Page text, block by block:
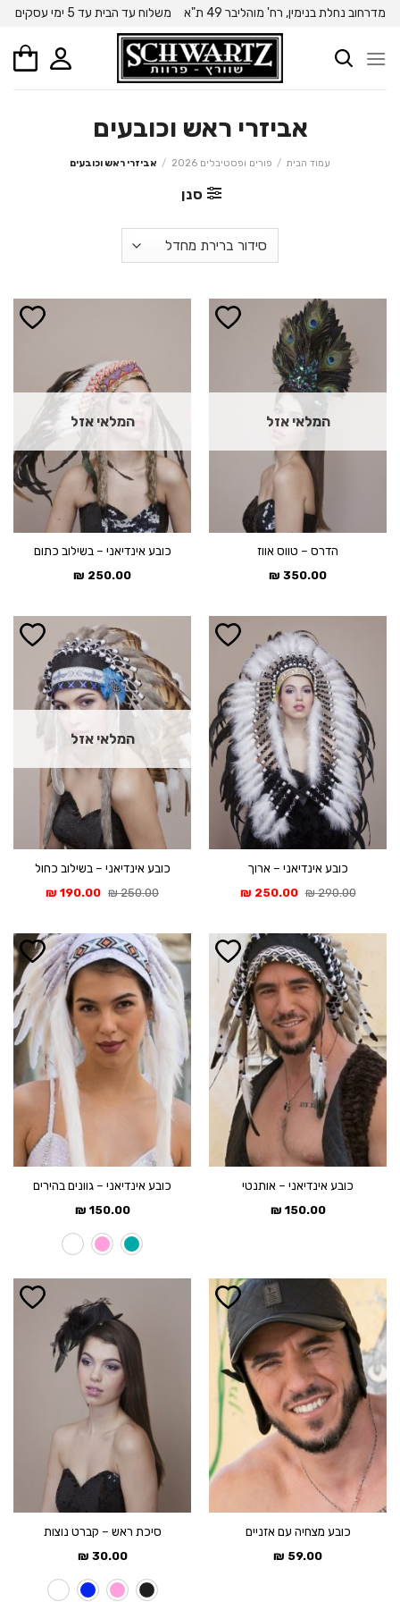
Skip
content
מדרחוב נחלת בנימין, רח' מוהליבר 49 ת"א משלוח עד הבית עד 5 ימי עסקים
אביזרי ראש וכובעים
עמוד הבית / פורים ופסטיבלים 2026 / אביזרי ראש וכובעים
סנן
המלאי אזל
הדרס – טווס אווז
350.00
₪
המלאי אזל
כובע אינדיאני – בשילוב כתום
250.00
₪
כובע אינדיאני – ארוך
290.00
₪ המחיר
250.00
₪המחיר
המלאי אזל
כובע אינדיאני – בשילוב כחול
250.00
₪ המחיר
190.00
₪המחיר
כובע אינדיאני – אותנטי
150.00
₪
כובע אינדיאני – גוונים בהירים
150.00
₪
כובע מצחיה עם אזניים
59.00
₪
סיכת ראש – קברט נוצות
30.00
₪